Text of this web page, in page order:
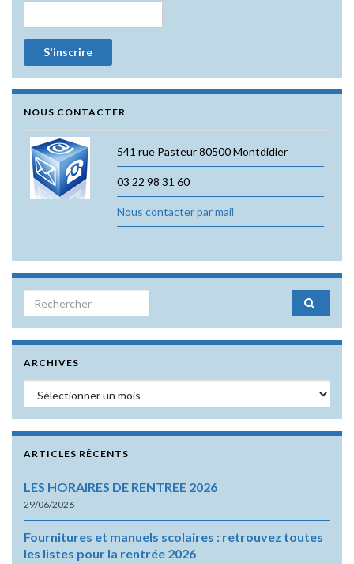
NOUS CONTACTER
541 rue Pasteur 80500 Montdidier
03 22 98 31 60
Nous contacter par mail
Search for:
ARCHIVES
Archives
ARTICLES RÉCENTS
LES HORAIRES DE RENTREE 2026
29/06/2026
Fournitures et manuels scolaires : retrouvez toutes
les listes pour la rentrée 2026